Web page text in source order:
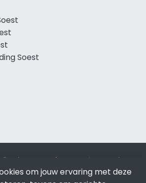
Soest
en SEO door SEO-bureau
Lion
voor bewezen resultaten?SEO
om jouw ervaring met deze